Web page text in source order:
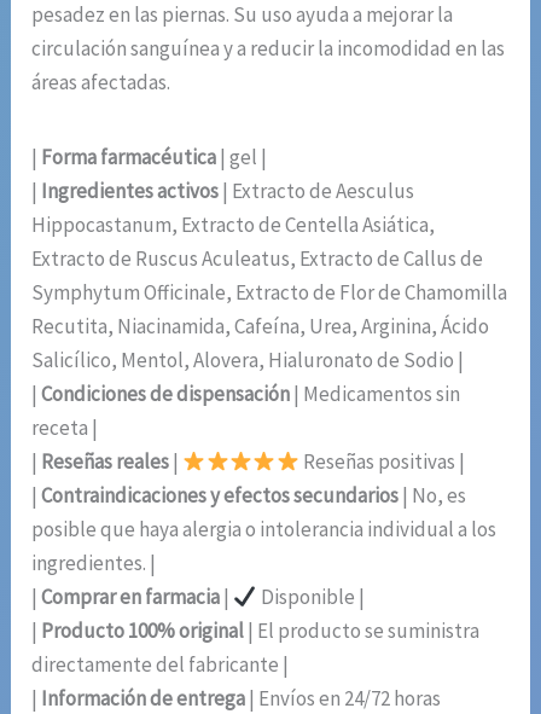
pesadez en las piernas. Su uso ayuda a mejorar la
circulación sanguínea y a reducir la incomodidad en las
áreas afectadas.
| Forma farmacéutica| gel |
| Ingredientes activos| Extracto de Aesculus
Hippocastanum, Extracto de Centella Asiática,
Extracto de Ruscus Aculeatus, Extracto de Callus de
Symphytum Officinale, Extracto de Flor de Chamomilla
Recutita, Niacinamida, Cafeína, Urea, Arginina, Ácido
Salicílico, Mentol, Alovera, Hialuronato de Sodio |
|Condiciones de dispensación| Medicamentos sin
receta |
| Reseñas reales|
Reseñas positivas |
|Contraindicaciones y efectos secundarios| No, es
posible que haya alergia o intolerancia individual a los
ingredientes. |
|Comprar en farmacia|
Disponible |
| Producto 100% original| El producto se suministra
directamente del fabricante |
| Información de entrega| Envíos en 24/72 horas